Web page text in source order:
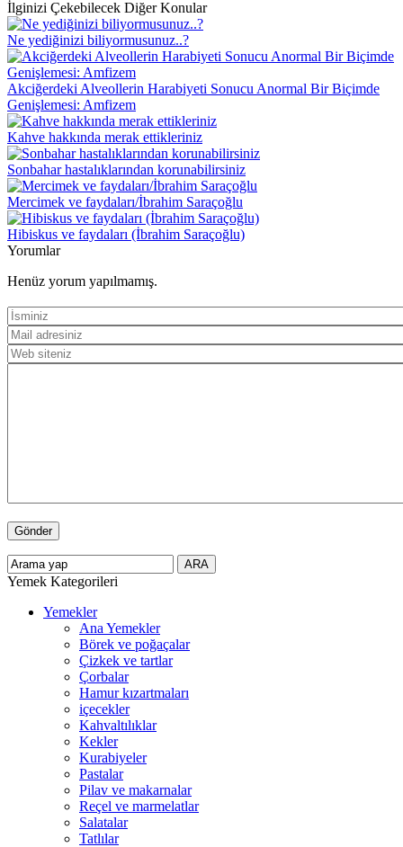
İlginizi Çekebilecek Diğer Konular
Ne yediğinizi biliyormusunuz..?
Akciğerdeki Alveollerin Harabiyeti Sonucu Anormal Bir Biçimde
Genişlemesi: Amfizem
Kahve hakkında merak ettikleriniz
Sonbahar hastalıklarından korunabilirsiniz
Mercimek ve faydaları/İbrahim Saraçoğlu
Hibiskus ve faydaları (İbrahim Saraçoğlu)
Yorumlar
Henüz yorum yapılmamış.
Yemek Kategorileri
Yemekler
Ana Yemekler
Börek ve poğaçalar
Çizkek ve tartlar
Çorbalar
Hamur kızartmaları
içecekler
Kahvaltılıklar
Kekler
Kurabiyeler
Pastalar
Pilav ve makarnalar
Reçel ve marmelatlar
Salatalar
Tatlılar